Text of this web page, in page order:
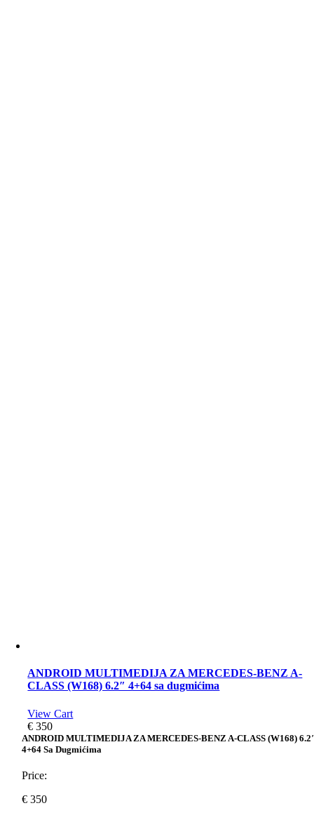
ANDROID MULTIMEDIJA ZA MERCEDES-BENZ A-
CLASS (W168) 6.2″ 4+64 sa dugmićima
View Cart
€ 350
ANDROID MULTIMEDIJA ZA MERCEDES-BENZ A-CLASS (W168)
4+64 Sa Dugmićima
Price:
€ 350